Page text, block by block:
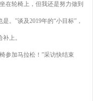
在轮椅上，但我还是努力做到
。”谈及2019年的“小目标”，
上。
加马拉松！”采访快结束